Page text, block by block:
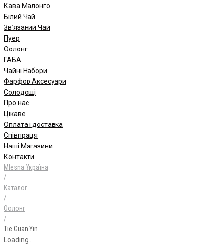
Кава Малонго
Білий Чай
Зв’язаний Чай
Пуер
Oолонг
ГАБА
Чайні Набори
Фарфор Аксесуари
Солодощі
Про нас
Цікаве
Оплата і доставка
Співпраця
Наші Магазини
Контакти
Mlesna Україна
/
Каталог
/
Oолонг
/
Tie Guan Yin
Loading...